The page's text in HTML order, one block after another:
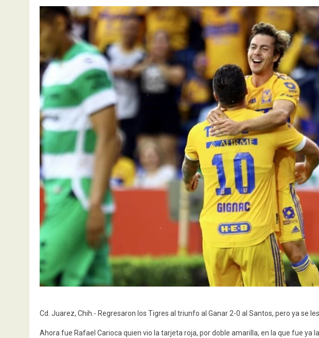
Cd. Juarez, Chih.- Regresaron los Tigres al triunfo al Ganar 2-0 al Santos, pero ya se
Ahora fue Rafael Carioca quien vio la tarjeta roja, por doble amarilla, en la que fue ya